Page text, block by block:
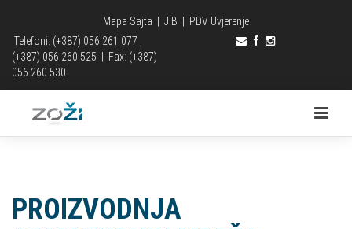
Mapa Sajta JIB
PDV Uvjerenje
Telefoni: (+387) 056 261 077 ,
(+387) 056 260 525
Fax: (+387)
056 260 530
PROIZVODNJA